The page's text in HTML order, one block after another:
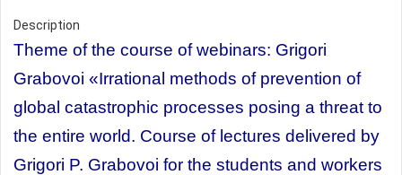
Description
Theme of the course of webinars: Grigori
Grabovoi «Irrational methods of prevention of
global catastrophic processes posing a threat to
the entire world. Course of lectures delivered by
Grigori P. Grabovoi for the students and workers